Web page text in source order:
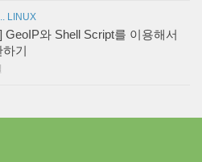
GeoIP와 Shell Script를 이용해서
하기